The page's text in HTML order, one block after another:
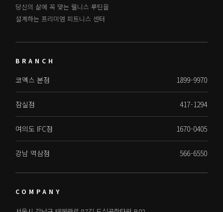
당신의 삶에 꼭 맞는 웰니스 루틴을
설계하는 프리미엄 피트니스 센터
BRANCH
코엑스 본점 1899-9970
잠실점 417-1294
여의도 IFC점 1670-0405
강남 역삼점 566-6550
COMPANY